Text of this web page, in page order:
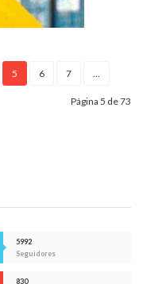
5 6 7
Página 5 de 73
5992
Seguidores
830